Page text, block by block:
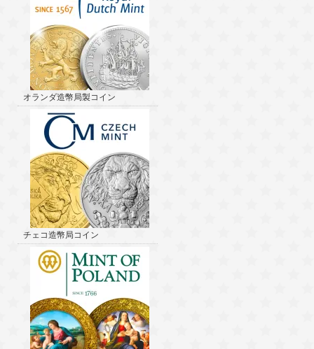
オランダ造幣局製コイン
チェコ造幣局コイン